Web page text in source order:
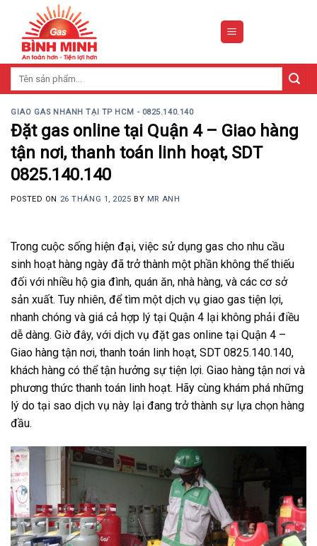
content
GIAO GAS NHANH TẠI TP HCM - 0825.140.140
Đặt gas online tại Quận 4 – Giao hàng
tận nơi, thanh toán linh hoạt, SDT
0825.140.140
POSTED ON 26 THÁNG 1, 2025 BY MR ANH
Trong cuộc sống hiện đại, việc sử dụng gas cho nhu cầu
sinh hoạt hàng ngày đã trở thành một phần không thể thiếu
đối với nhiều hộ gia đình, quán ăn, nhà hàng, và các cơ sở
sản xuất. Tuy nhiên, để tìm một dịch vụ giao gas tiện lợi,
nhanh chóng và giá cả hợp lý tại Quận 4 lại không phải điều
dễ dàng. Giờ đây, với dịch vụ đặt gas online tại Quận 4 –
Giao hàng tận nơi, thanh toán linh hoạt, SDT 0825.140.140,
khách hàng có thể tận hưởng sự tiện lợi. Giao hàng tận nơi và
phương thức thanh toán linh hoạt. Hãy cùng khám phá những
lý do tại sao dịch vụ này lại đang trở thành sự lựa chọn hàng
đầu.